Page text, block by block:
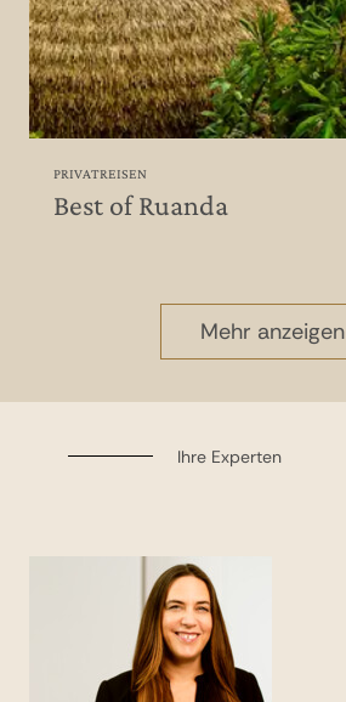
PRIVATREISEN
Best of Ruanda
Mehr anzeigen
Ihre Experten